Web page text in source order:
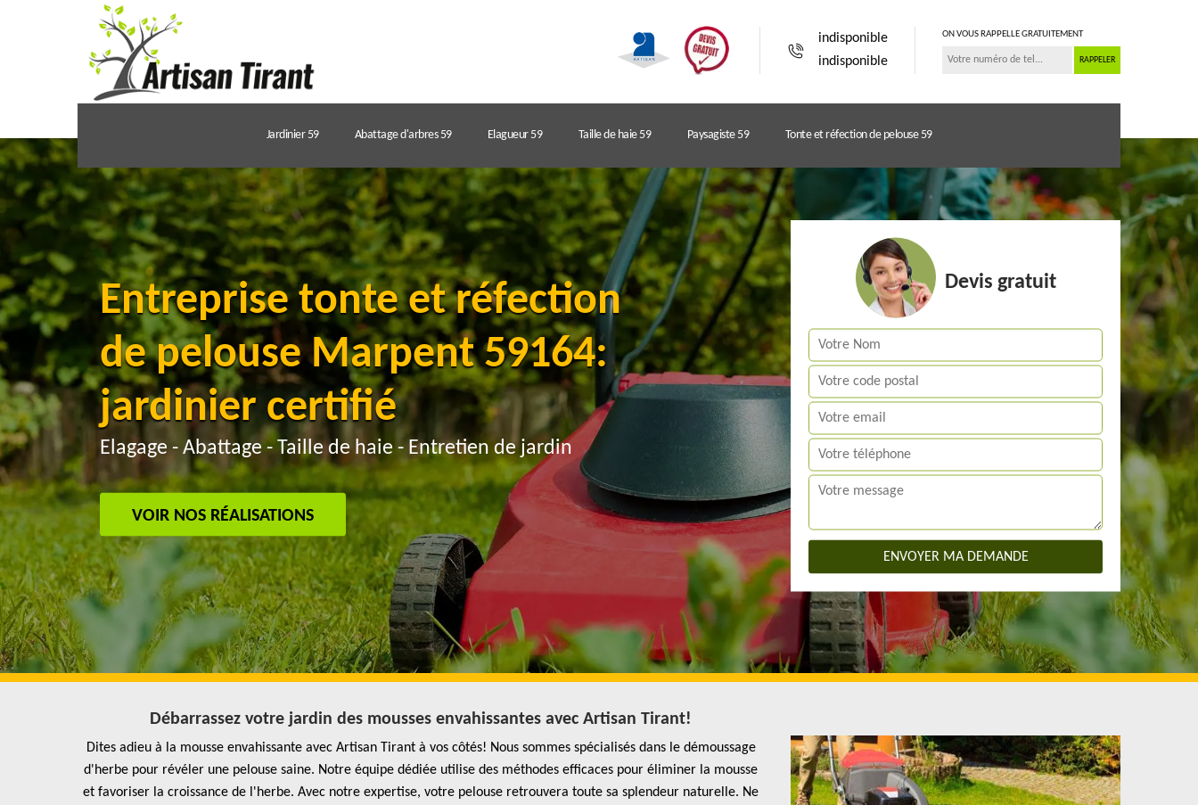
indisponible
indisponible
ON VOUS RAPPELLE GRATUITEMENT
Jardinier 59 Abattage d'arbres 59 Elagueur 59 Taille de haie 59 Paysagiste 59 Tonte et réfection de pelouse 59
Entreprise tonte et réfection
de pelouse Marpent 59164:
jardinier certifié
Elagage - Abattage - Taille de haie - Entretien de jardin
VOIR NOS RÉALISATIONS
Devis gratuit
Débarrassez votre jardin des mousses envahissantes avec Artisan Tirant!
Dites adieu à la mousse envahissante avec Artisan Tirant à vos côtés! Nous sommes spécialisés dans le démoussage
d'herbe pour révéler une pelouse saine. Notre équipe dédiée utilise des méthodes efficaces pour éliminer la mousse
et favoriser la croissance de l'herbe. Avec notre expertise, votre pelouse retrouvera toute sa splendeur naturelle. Ne